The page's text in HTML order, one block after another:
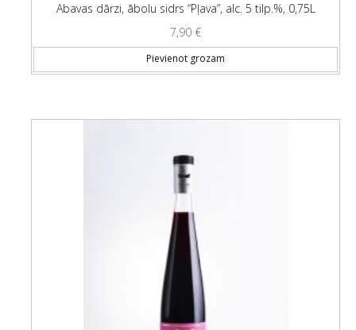
Abavas dārzi, ābolu sidrs “Pļava”, alc. 5 tilp.%, 0,75L
7,90 €
Pievienot grozam